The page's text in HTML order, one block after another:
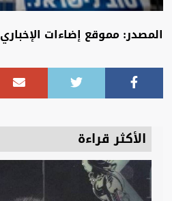
المصدر: مموقع إضاءات الإخباري
الأكثر قراءة